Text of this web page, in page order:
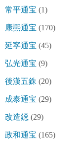
常平通宝 (1)
康熈通宝 (170)
延寧通宝 (45)
弘光通宝 (9)
後漢五銖 (20)
成泰通宝 (29)
改造鐚 (29)
政和通宝 (165)